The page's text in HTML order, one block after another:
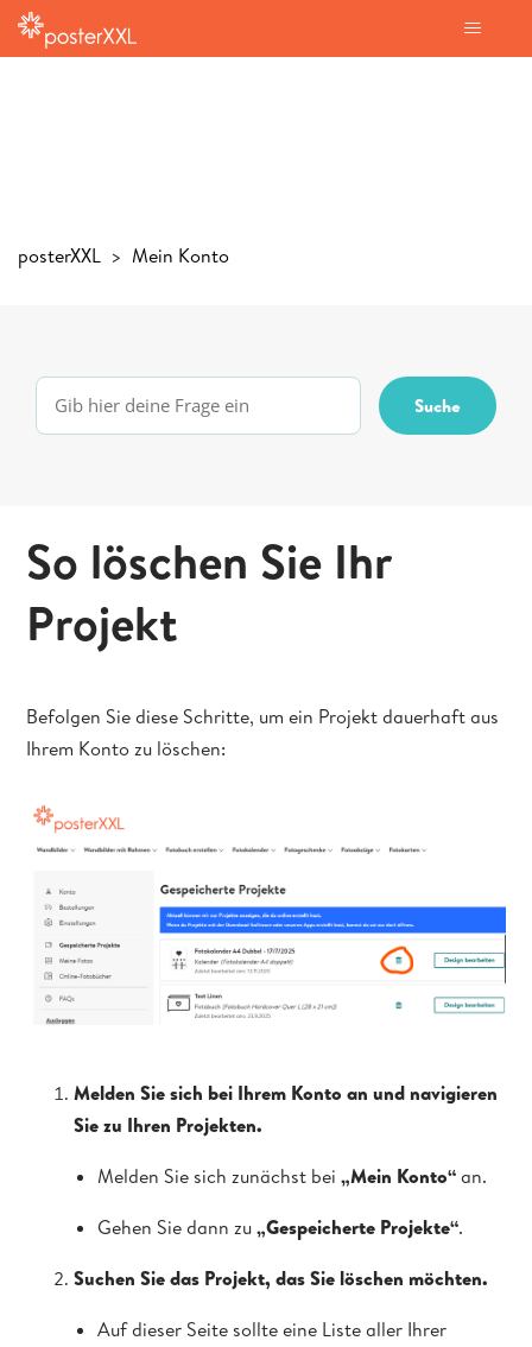
posterXXL Mein Konto
So löschen Sie Ihr
Projekt
Befolgen Sie diese Schritte, um ein Projekt dauerhaft aus
Ihrem Konto zu löschen:
Melden Sie sich bei Ihrem Konto an und navigieren
Sie zu Ihren Projekten.
Melden Sie sich zunächst bei„Mein Konto“an.
Gehen Sie dann zu„Gespeicherte Projekte“.
Suchen Sie das Projekt, das Sie löschen möchten.
Auf dieser Seite sollte eine Liste aller Ihrer